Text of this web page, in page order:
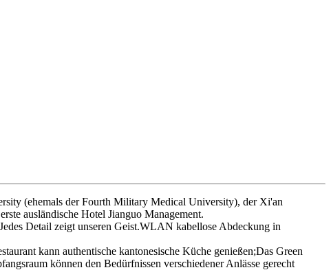
(ehemals der Fourth Military Medical University), der Xi'an
ausländische Hotel Jianguo Management.
Detail zeigt unseren Geist.WLAN kabellose Abdeckung in
kann authentische kantonesische Küche genießen;Das Green
können den Bedürfnissen verschiedener Anlässe gerecht